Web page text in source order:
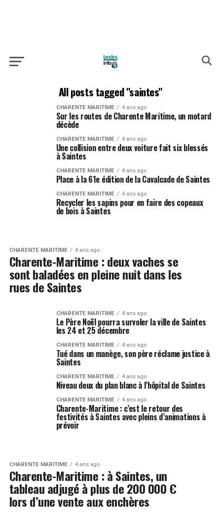
All posts tagged "saintes"
CHARENTE MARITIME 4 ans ago
Sur les routes de Charente Maritime, un motard
décède
CHARENTE MARITIME 4 ans ago
Une collision entre deux voiture fait six blessés
à Saintes
CHARENTE MARITIME 4 ans ago
Place à la 61e édition de la Cavalcade de Saintes
CHARENTE MARITIME 4 ans ago
Recycler les sapins pour en faire des copeaux
de bois à Saintes
CHARENTE MARITIME 4 ans ago
Charente-Maritime : deux vaches se
sont baladées en pleine nuit dans les
rues de Saintes
CHARENTE MARITIME 4 ans ago
Le Père Noël pourra survoler la ville de Saintes
les 24 et 25 décembre
CHARENTE MARITIME 4 ans ago
Tué dans un manège, son père réclame justice à
Saintes
CHARENTE MARITIME 4 ans ago
Niveau deux du plan blanc à l’hôpital de Saintes
CHARENTE MARITIME 4 ans ago
Charente-Maritime : c’est le retour des
festivités à Saintes avec pleins d’animations à
prévoir
CHARENTE MARITIME 4 ans ago
Charente-Maritime : à Saintes, un
tableau adjugé à plus de 200 000 €
lors d’une vente aux enchères